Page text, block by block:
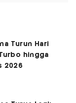
Turun Hari
hingga
2026